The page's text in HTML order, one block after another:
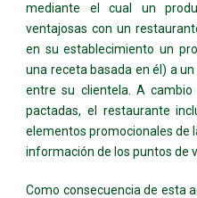
mediante el cual un
ventajosas con un
en su establecimiento un
una receta basada en él) a
entre su clientela. A cambio
pactadas, el restaurante
elementos promocionales de
información de los puntos de
Como consecuencia de esta